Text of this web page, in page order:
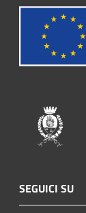
SEGUICI SU